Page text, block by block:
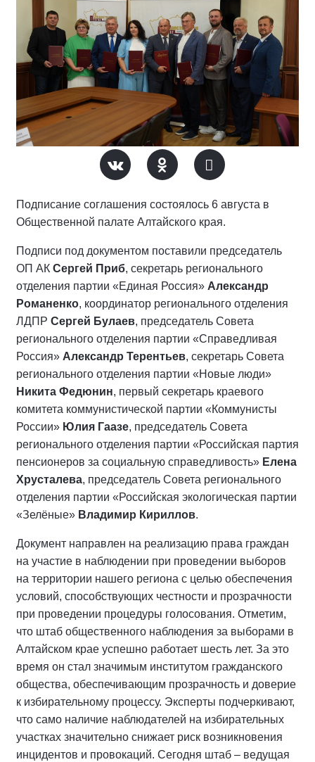
Подписание соглашения состоялось 6 августа в
Общественной палате Алтайского края.
Подписи под документом поставили председатель
ОП АК Сергей Приб, секретарь регионального
отделения партии «Единая Россия» Александр
Романенко, координатор регионального отделения
ЛДПР Сергей Булаев, председатель Совета
регионального отделения партии «Справедливая
Россия» Александр Терентьев, секретарь Совета
регионального отделения партии «Новые люди»
Никита Федюнин, первый секретарь краевого
комитета коммунистической партии «Коммунисты
России» Юлия Гаазе, председатель Совета
регионального отделения партии «Российская партия
пенсионеров за социальную справедливость» Елена
Хрусталева, председатель Совета регионального
отделения партии «Российская экологическая партии
«Зелёные» Владимир Кириллов.
Документ направлен на реализацию права граждан
на участие в наблюдении при проведении выборов
на территории нашего региона с целью обеспечения
условий, способствующих честности и прозрачности
при проведении процедуры голосования. Отметим,
что штаб общественного наблюдения за выборами в
Алтайском крае успешно работает шесть лет. За это
время он стал значимым институтом гражданского
общества, обеспечивающим прозрачность и доверие
к избирательному процессу. Эксперты подчеркивают,
что само наличие наблюдателей на избирательных
участках значительно снижает риск возникновения
инцидентов и провокаций. Сегодня штаб – ведущая